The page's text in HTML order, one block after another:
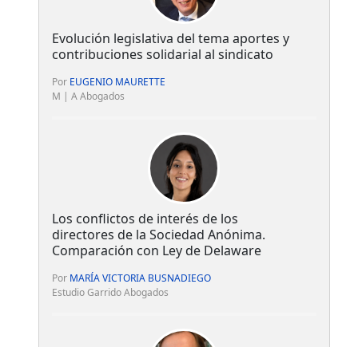
Evolución legislativa del tema aportes y
contribuciones solidarial al sindicato
Por EUGENIO MAURETTE
M | A Abogados
Los conflictos de interés de los
directores de la Sociedad Anónima.
Comparación con Ley de Delaware
Por MARÍA VICTORIA BUSNADIEGO
Estudio Garrido Abogados